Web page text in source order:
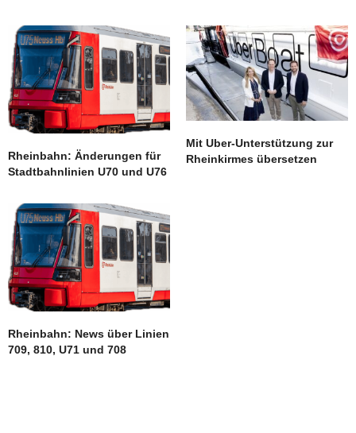
Rheinbahn: Änderungen für
Stadtbahnlinien U70 und U76
Mit Uber-Unterstützung zur
Rheinkirmes übersetzen
Rheinbahn: News über Linien
709, 810, U71 und 708